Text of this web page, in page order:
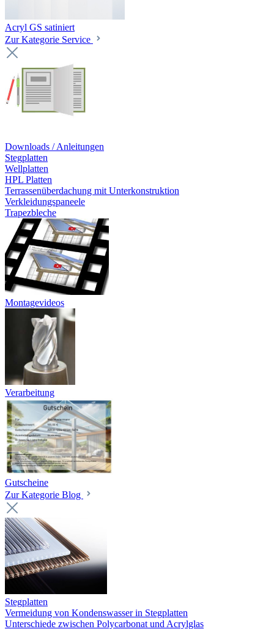
Acryl GS satiniert
Zur Kategorie Service
Downloads / Anleitungen
Stegplatten
Wellplatten
HPL Platten
Terrassenüberdachung mit Unterkonstruktion
Verkleidungspaneele
Trapezbleche
Montagevideos
Verarbeitung
Gutscheine
Zur Kategorie Blog
Stegplatten
Vermeidung von Kondenswasser in Stegplatten
Unterschiede zwischen Polycarbonat und Acrylglas